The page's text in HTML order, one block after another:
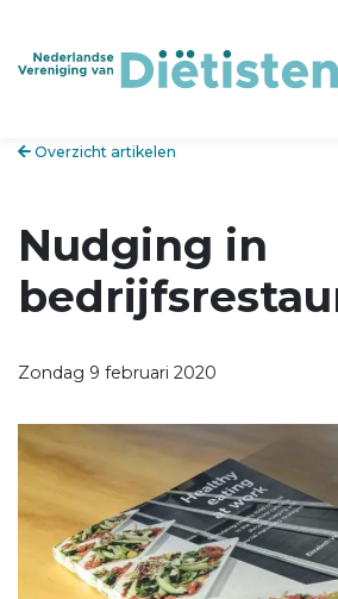
Overzicht artikelen
Nudging in
Zondag 9 februari 2020